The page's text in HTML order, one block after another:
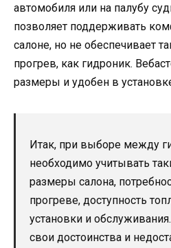
автомобиля или на палубу
позволяет поддерживать
салоне, но не обеспечивает
прогрев, как гидроник.
размеры и удобен в
Итак, при выборе между
необходимо учитывать
размеры салона,
прогреве, доступность
установки и
свои достоинства и